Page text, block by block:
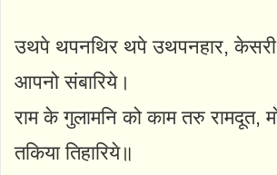
उथपे थपनथिर थपे उथपनहार,
आपनो संबारिये।
राम के गुलामनि को काम तरु रामदूत,
तकिया तिहारिये॥